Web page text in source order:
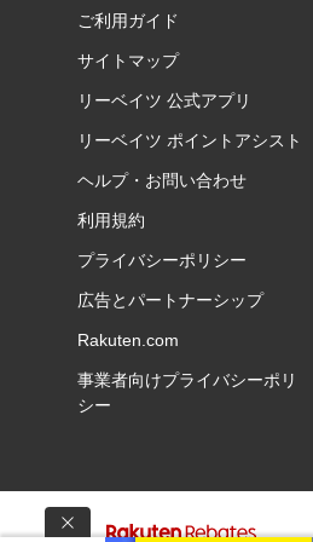
ご利用ガイド
サイトマップ
リーベイツ 公式アプリ
リーベイツ ポイントアシスト
ヘルプ・お問い合わせ
利用規約
プライバシーポリシー
広告とパートナーシップ
Rakuten.com
事業者向けプライバシーポリ
シー